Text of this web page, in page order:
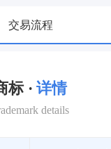
交易流程
标 · 详情
details